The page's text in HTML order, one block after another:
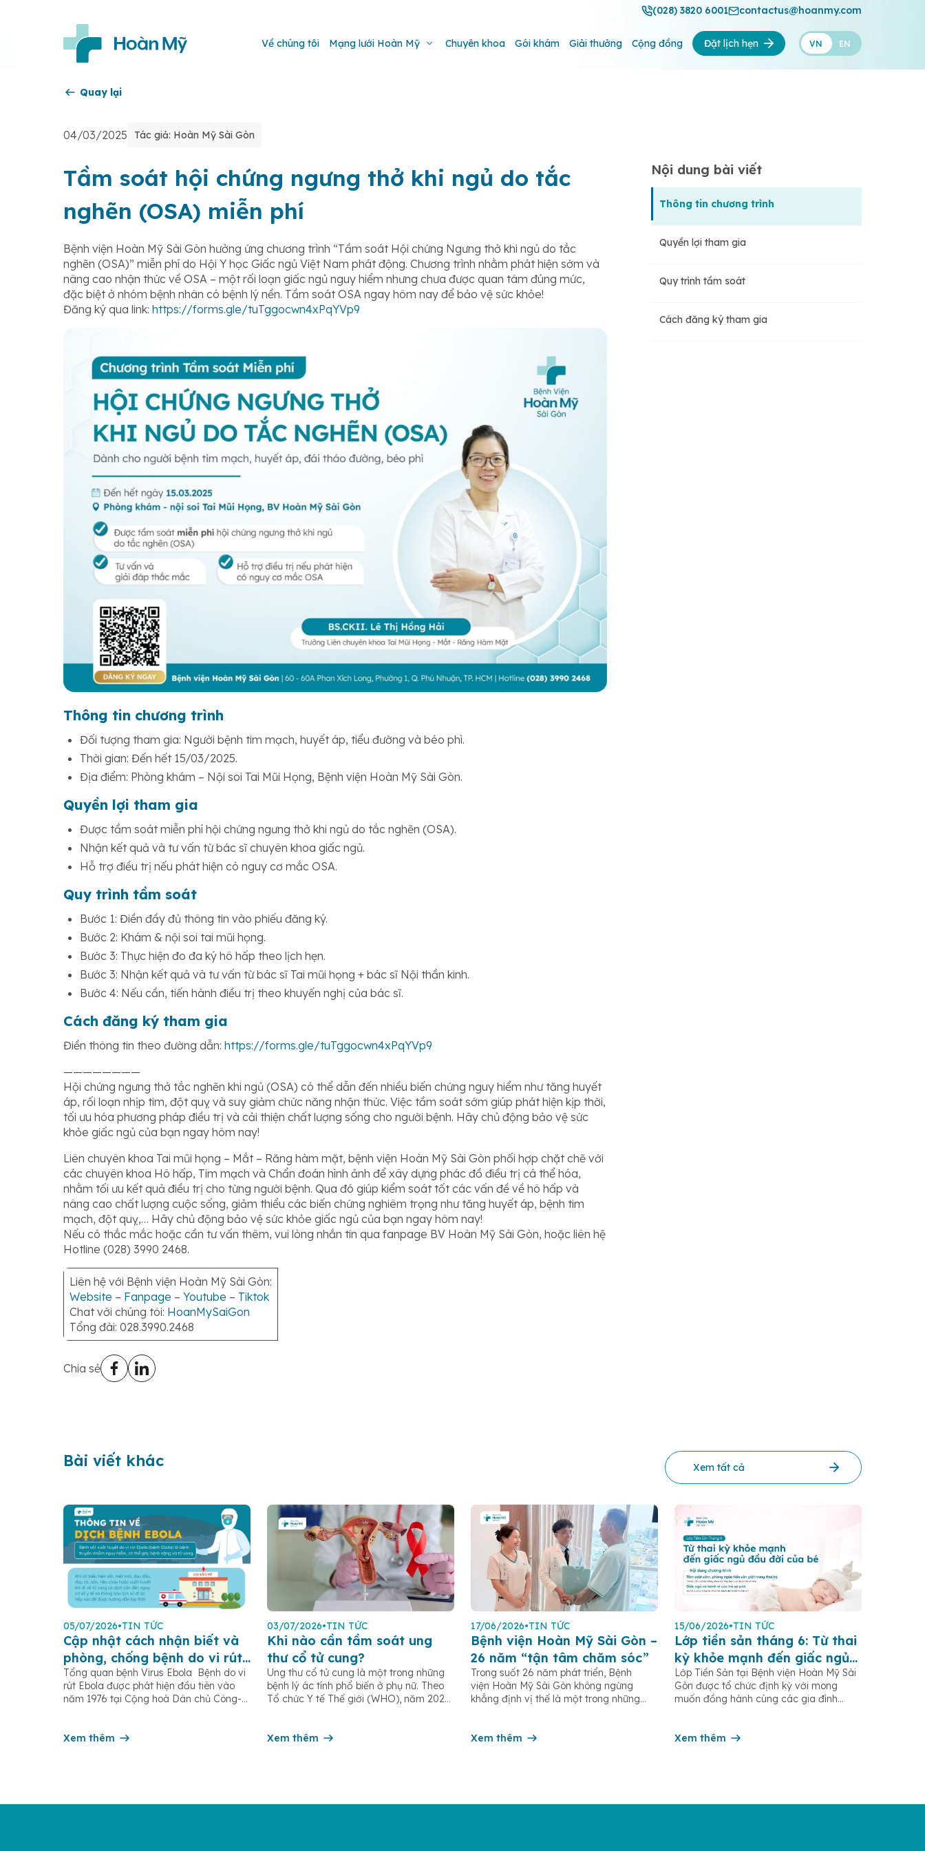
(028) 3820 6001 contactus@hoanmy.com
Về chúng tôi Mạng lưới Hoàn Mỹ Chuyên khoa Gói khám Giải thưởng Cộng đồng Đặt lịch hẹn VN EN
Quay lại
04/03/2025 Tác giả: Hoàn Mỹ Sài Gòn
Tầm soát hội chứng ngưng thở khi ngủ do tắc
nghẽn (OSA) miễn phí
Bệnh viện Hoàn Mỹ Sài Gòn hưởng ứng chương trình “Tầm soát Hội chứng Ngưng thở khi ngủ do tắc
nghẽn (OSA)” miễn phí do Hội Y học Giấc ngủ Việt Nam phát động. Chương trình nhằm phát hiện sớm và
nâng cao nhận thức về OSA – một rối loạn giấc ngủ nguy hiểm nhưng chưa được quan tâm đúng mức,
đặc biệt ở nhóm bệnh nhân có bệnh lý nền. Tầm soát OSA ngay hôm nay để bảo vệ sức khỏe!
Đăng ký qua link: https://forms.gle/tuTggocwn4xPqYVp9
Thông tin chương trình
Đối tượng tham gia: Người bệnh tim mạch, huyết áp, tiểu đường và béo phì.
Thời gian: Đến hết 15/03/2025.
Địa điểm: Phòng khám – Nội soi Tai Mũi Họng, Bệnh viện Hoàn Mỹ Sài Gòn.
Quyền lợi tham gia
Được tầm soát miễn phí hội chứng ngưng thở khi ngủ do tắc nghẽn (OSA).
Nhận kết quả và tư vấn từ bác sĩ chuyên khoa giấc ngủ.
Hỗ trợ điều trị nếu phát hiện có nguy cơ mắc OSA.
Quy trình tầm soát
Bước 1: Điền đầy đủ thông tin vào phiếu đăng ký.
Bước 2: Khám & nội soi tai mũi họng.
Bước 3: Thực hiện đo đa ký hô hấp theo lịch hẹn.
Bước 3: Nhận kết quả và tư vấn từ bác sĩ Tai mũi họng + bác sĩ Nội thần kinh.
Bước 4: Nếu cần, tiến hành điều trị theo khuyến nghị của bác sĩ.
Cách đăng ký tham gia
Điền thông tin theo đường dẫn: https://forms.gle/tuTggocwn4xPqYVp9
————————
Hội chứng ngưng thở tắc nghẽn khi ngủ (OSA) có thể dẫn đến nhiều biến chứng nguy hiểm như tăng huyết
áp, rối loạn nhịp tim, đột quỵ và suy giảm chức năng nhận thức. Việc tầm soát sớm giúp phát hiện kịp thời,
tối ưu hóa phương pháp điều trị và cải thiện chất lượng sống cho người bệnh. Hãy chủ động bảo vệ sức
khỏe giấc ngủ của bạn ngay hôm nay!
Liên chuyên khoa Tai mũi họng – Mắt – Răng hàm mặt, bệnh viện Hoàn Mỹ Sài Gòn phối hợp chặt chẽ với
các chuyên khoa Hô hấp, Tim mạch và Chẩn đoán hình ảnh để xây dựng phác đồ điều trị cá thể hóa,
nhằm tối ưu kết quả điều trị cho từng người bệnh. Qua đó giúp kiểm soát tốt các vấn đề về hô hấp và
nâng cao chất lượng cuộc sống, giảm thiểu các biến chứng nghiêm trọng như tăng huyết áp, bệnh tim
mạch, đột quỵ,… Hãy chủ động bảo vệ sức khỏe giấc ngủ của bạn ngay hôm nay!
Nếu có thắc mắc hoặc cần tư vấn thêm, vui lòng nhắn tin qua fanpage BV Hoàn Mỹ Sài Gòn, hoặc liên hệ
Hotline (028) 3990 2468.
Liên hệ với Bệnh viện Hoàn Mỹ Sài Gòn:
Website – Fanpage – Youtube – Tiktok
Chat với chúng tôi: HoanMySaiGon
Tổng đài: 028.3990.2468
Chia sẻ
Nội dung bài viết
Thông tin chương trình
Quyền lợi tham gia
Quy trình tầm soát
Cách đăng ký tham gia
Bài viết khác Xem tất cả
05/07/2026•TIN TỨC
Cập nhật cách nhận biết và
phòng, chống bệnh do vi rút
Ebola
Tổng quan bệnh Virus Ebola Bệnh do vi
rút Ebola được phát hiện đầu tiên vào
năm 1976 tại Cộng hoà Dân chủ Công-
nhiễm cấp tính, có thể bùng phát thành
Xem thêm
03/07/2026•TIN TỨC
Khi nào cần tầm soát ung
thư cổ tử cung?
Ung thư cổ tử cung là một trong những
bệnh lý ác tính phổ biến ở phụ nữ. Theo
Tổ chức Y tế Thế giới (WHO), năm 2022
cung trên toàn cầu. Tầm soát ung thư cổ
Xem thêm
17/06/2026•TIN TỨC
Bệnh viện Hoàn Mỹ Sài Gòn –
26 năm “tận tâm chăm sóc”
Trong suốt 26 năm phát triển, Bệnh
viện Hoàn Mỹ Sài Gòn không ngừng
khẳng định vị thế là một trong những
nhóm 10 bệnh viện có chất lượng hàng
Xem thêm
15/06/2026•TIN TỨC
Lớp tiền sản tháng 6: Từ thai
kỳ khỏe mạnh đến giấc ngủ
đầu đời của bé
Lớp Tiền Sản tại Bệnh viện Hoàn Mỹ Sài
Gòn được tổ chức định kỳ với mong
muốn đồng hành cùng các gia đình
thức y khoa thiết thực cho từng giai đoạn
Xem thêm